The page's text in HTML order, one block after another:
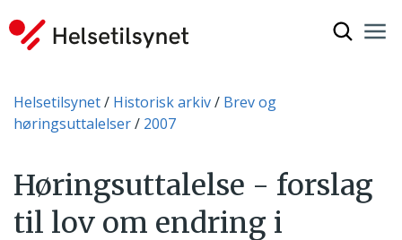
Du er her:
Helsetilsynet Historisk arkiv
Brev og
høringsuttalelser
2007
Høringsuttalelse - forslag
til lov om endring i